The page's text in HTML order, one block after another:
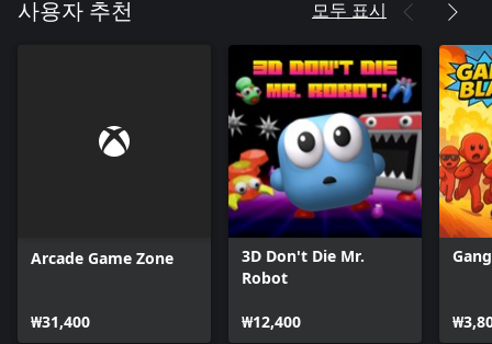
사용자 추천 모두 표시
Arcade Game Zone
₩31,400
3D Don't Die Mr.
Robot
₩12,400